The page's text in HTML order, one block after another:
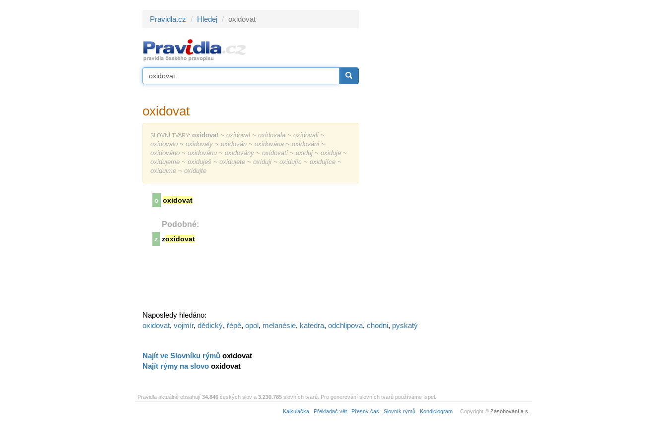
Pravidla.cz Hledej oxidovat
oxidovat
SLOVNÍ TVARY: oxidovat ~ oxidoval ~ oxidovala ~ oxidovali ~
oxidovalo ~ oxidovaly ~ oxidován ~ oxidována ~ oxidováni ~
oxidováno ~ oxidovánu ~ oxidovány ~ oxidovati ~ oxiduj ~ oxiduje ~
oxidujeme ~ oxiduješ ~ oxidujete ~ oxiduji ~ oxidujíc ~ oxidujíce ~
oxidujme ~ oxidujte
o oxidovat
Podobné:
z zoxidovat
Naposledy hledáno:
oxidovat, vojmír, dědický, řépě, opol, melanésie, katedra, odchlipova, chodni, pyskatý
Najít ve Slovníku rýmů oxidovat
Najít rýmy na slovo oxidovat
Pravidla aktuálně obsahují 34.846 českých slov a 3.230.785 slovních tvarů. Pro generování slovních tvarů používáme Ispel.
Kalkulačka Překladač vět Přesný čas Slovník rýmů Kondiciogram Copyright © Zásobování a.s.